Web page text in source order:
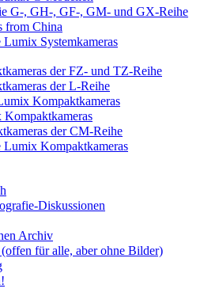
G-, GH-, GF-, GM- und GX-Reihe
from China
Systemkameras
der FZ- und TZ-Reihe
der L-Reihe
Kompaktkameras
der CM-Reihe
Kompaktkameras
Diskussionen
Archiv
für alle, aber ohne Bilder)